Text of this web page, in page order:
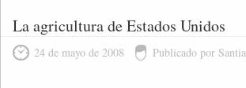
La agricultura de Estados Unidos
24 de mayo de 2008 Publicado por